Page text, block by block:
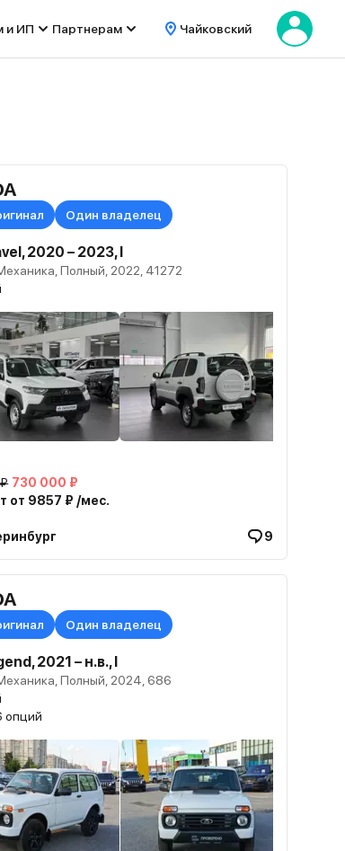
и ИП Партнерам Чайковский
Один владелец
2020 – 2023, I
Полный, 2022, 41272
730 000 ₽
от 9857 ₽ /мес.
9
Один владелец
2021 – н.в., I
Полный, 2024, 686
опций